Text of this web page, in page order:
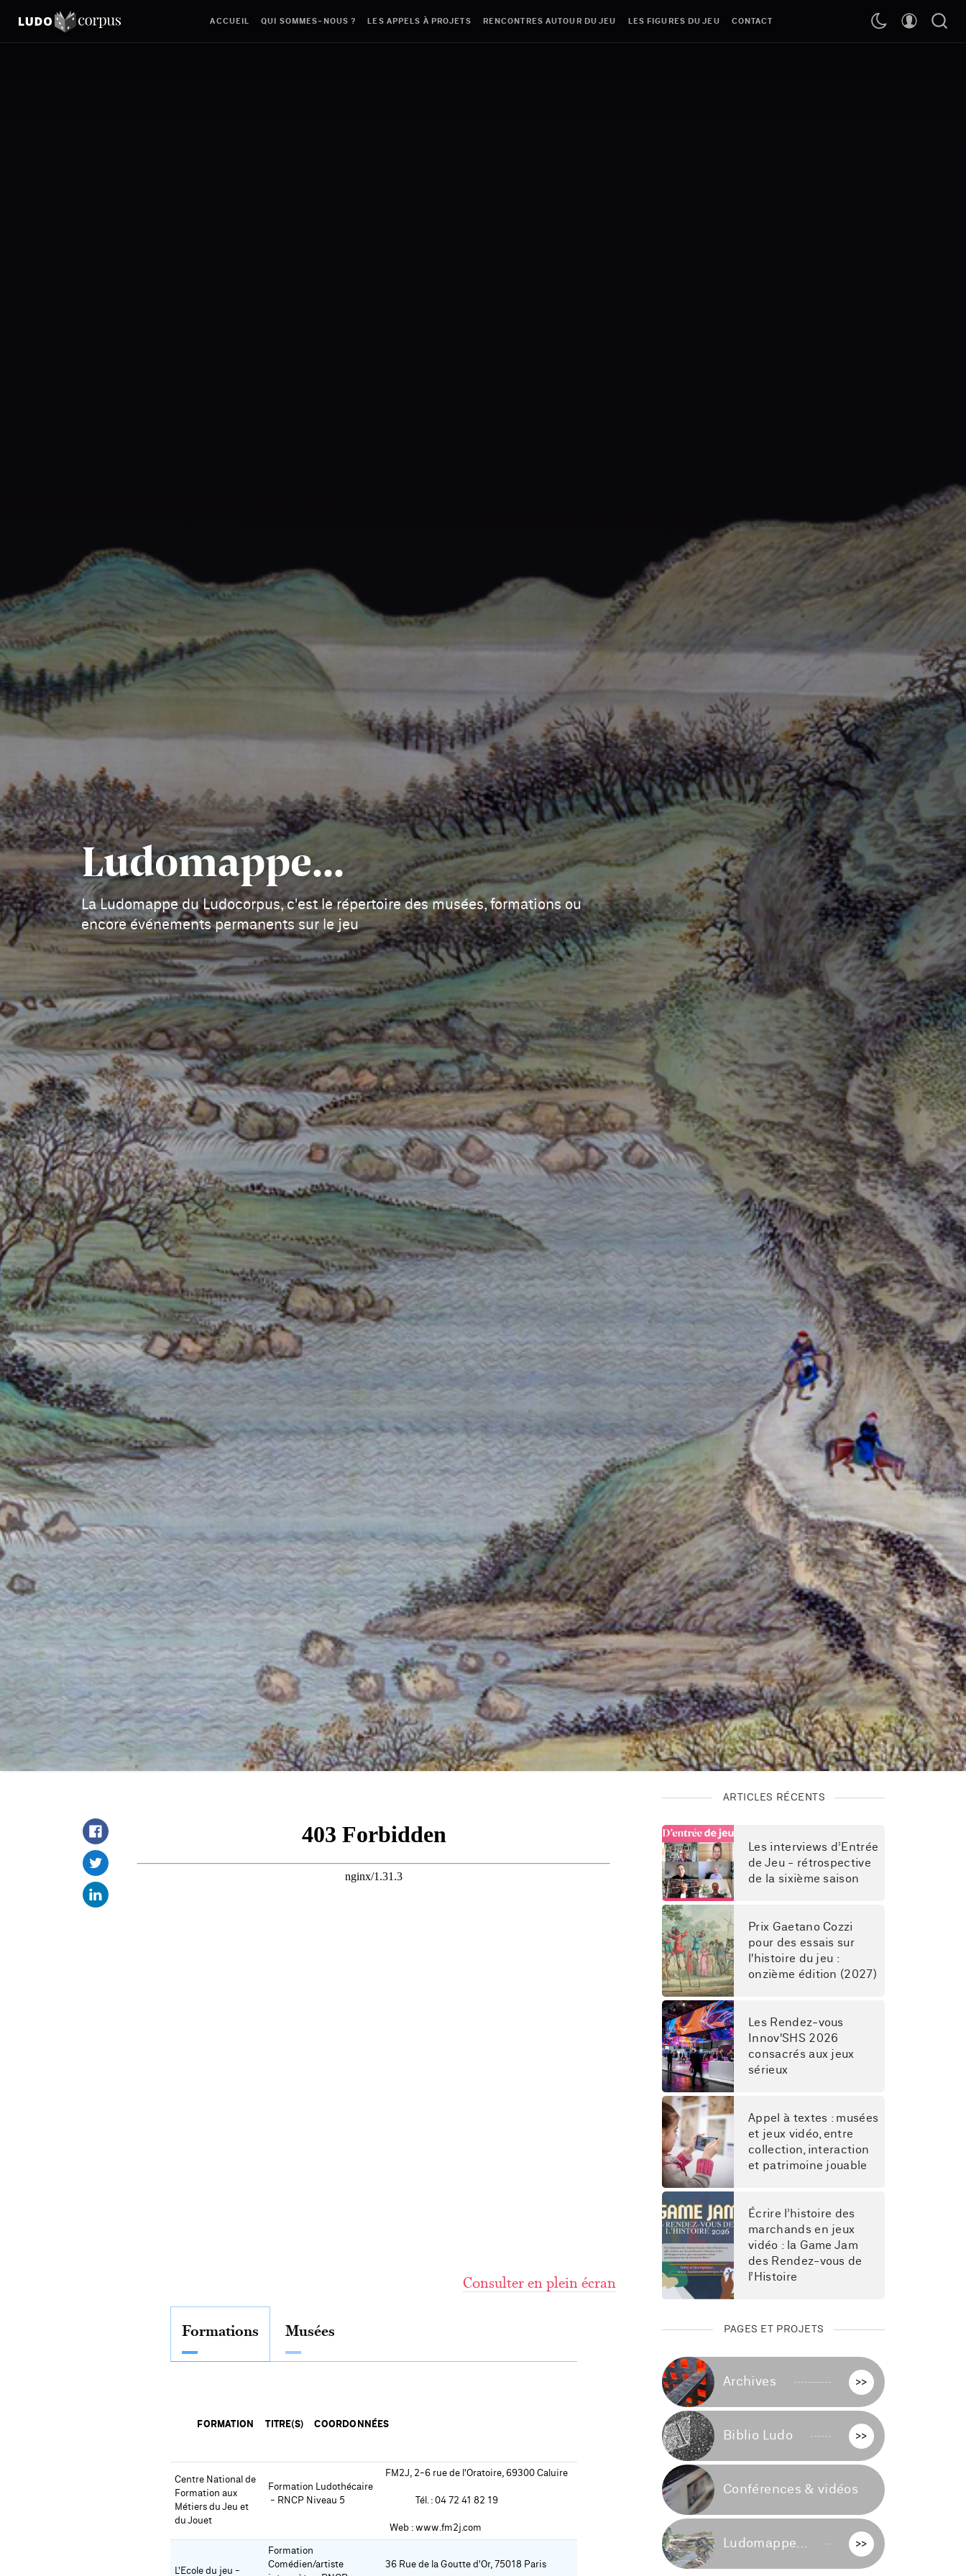
ACCUEIL QUI SOMMES-NOUS ? LES APPELS À PROJETS RENCONTRES AUTOUR DU JEU LES FIGURES DU JEU CONTACT
Ludomappe...
La Ludomappe du Ludocorpus, c'est le répertoire des musées, formations ou
encore événements permanents sur le jeu
Consulter en plein écran
Formations Musées
FORMATION TITRE(S) COORDONNÉES
Centre National de
Formation aux
Métiers du Jeu et
du Jouet
Formation Ludothécaire
- RNCP Niveau 5
FM2J, 2-6 rue de l'Oratoire, 69300 Caluire
              Tél. : 04 72 41 82 19
  Web : www.fm2j.com
L'Ecole du jeu -
Formation
Comédien/artiste
36 Rue de la Goutte d'Or, 75018 Paris
ARTICLES RÉCENTS
Les interviews d’Entrée
de Jeu - rétrospective
de la sixième saison
Prix Gaetano Cozzi
pour des essais sur
l'histoire du jeu :
onzième édition (2027)
Les Rendez-vous
Innov'SHS 2026
consacrés aux jeux
sérieux
Appel à textes : musées
et jeux vidéo, entre
collection, interaction
et patrimoine jouable
Écrire l’histoire des
marchands en jeux
vidéo : la Game Jam
des Rendez-vous de
l’Histoire
PAGES ET PROJETS
Archives >>
Biblio Ludo >>
Conférences & vidéos
Ludomappe... >>